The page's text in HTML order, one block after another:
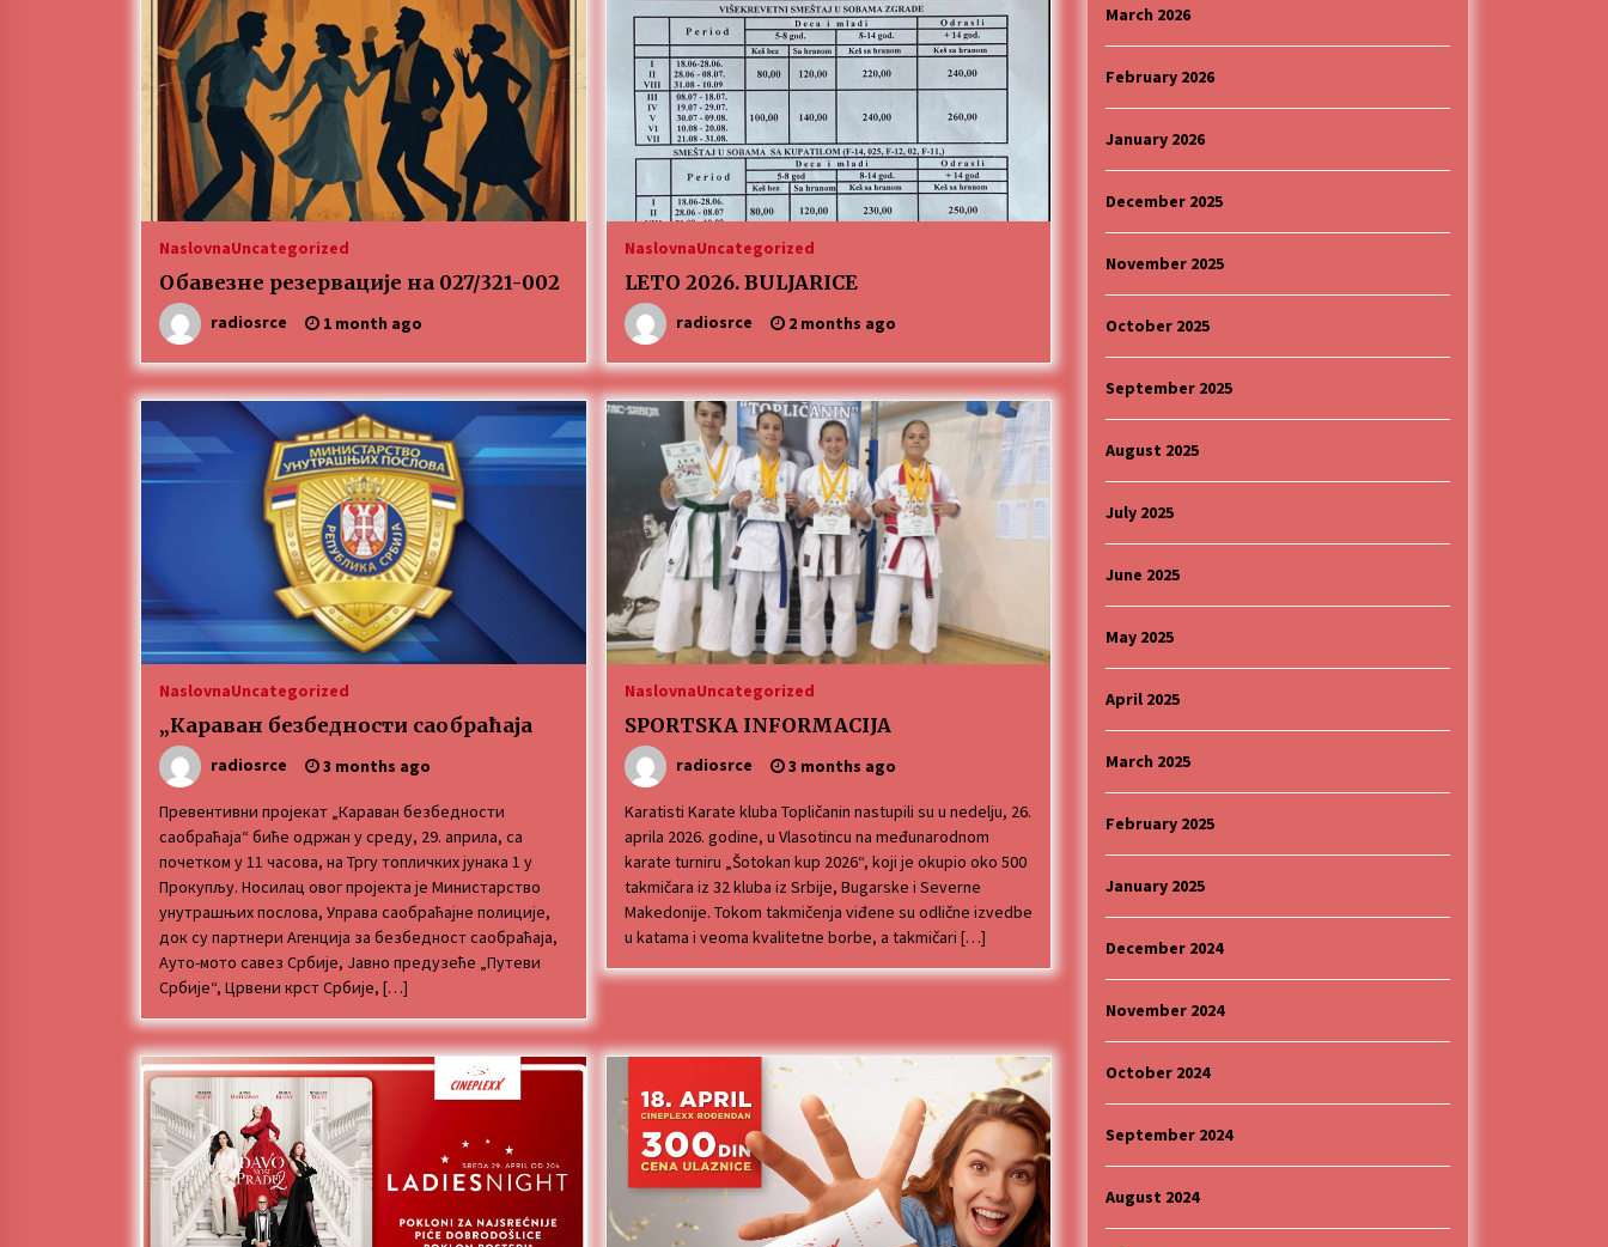
3 months ago
ЛИТУРГИЈА
4 months ago
MEDALJE ZA TOPLIČANIN NA
MEĐUNARODNOJ SCENI!
4 months ago
Karatisti Topličanina osvojili 24
medalje na Prvenstvu regiona u
Jagodini
5 months ago
ОБАВЕШТЕЊЕ
5 months ago
Specijalna projekcija filma
„Sportsko srce“ uz gostovanje
bioskopu. Petak, 13, mart od 19.30
NaslovnaUncategorized
Обавезне резервације на 027/321-002
radiosrce 1 month ago
NaslovnaUncategorized
LETO 2026. BULJARICE
radiosrce 2 months ago
NaslovnaUncategorized
„Караван безбедности саобраћаја
radiosrce 3 months ago
Превентивни пројекат „Караван безбедности
саобраћаја“ биће одржан у среду, 29. априла, са
почетком у 11 часова, на Тргу топличких јунака 1 у
Прокупљу. Носилац овог пројекта је Министарство
унутрашњих послова, Управа саобраћајне полиције,
док су партнери Агенција за безбедност саобраћаја,
Ауто-мото савез Србије, Јавно предузеће „Путеви
Србије“, Црвени крст Србије, […]
NaslovnaUncategorized
SPORTSKA INFORMACIJA
radiosrce 3 months ago
Karatisti Karate kluba Topličanin nastupili su u nedelju, 26.
aprila 2026. godine, u Vlasotincu na međunarodnom
karate turniru „Šotokan kup 2026“, koji je okupio oko 500
takmičara iz 32 kluba iz Srbije, Bugarske i Severne
Makedonije. Tokom takmičenja viđene su odlične izvedbe
u katama i veoma kvalitetne borbe, a takmičari […]
March 2026
February 2026
January 2026
December 2025
November 2025
October 2025
September 2025
August 2025
July 2025
June 2025
May 2025
April 2025
March 2025
February 2025
January 2025
December 2024
November 2024
October 2024
September 2024
August 2024